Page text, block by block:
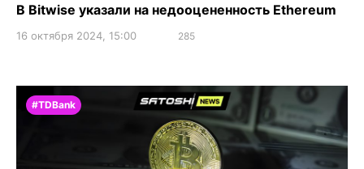
В Bitwise указали на недооцененность Ethereum
16 октября 2024, 15:00 285
#TDBank